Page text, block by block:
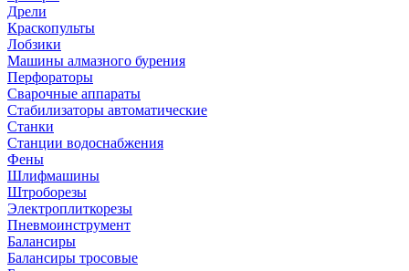
Дрели
Краскопульты
Лобзики
Машины алмазного бурения
Перфораторы
Сварочные аппараты
Стабилизаторы автоматические
Станки
Станции водоснабжения
Фены
Шлифмашины
Штроборезы
Электроплиткорезы
Пневмоинструмент
Балансиры
Балансиры тросовые